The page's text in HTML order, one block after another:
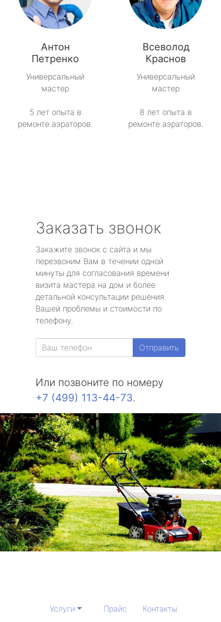
Антон
Петренко
Универсальный
мастер
5 лет опыта в
ремонте аэраторов.
Всеволод
Краснов
Универсальный
мастер
8 лет опыта в
ремонте аэраторов.
Заказать звонок
Закажите звонок с сайта и мы
перезвоним Вам в течении одной
минуты для согласования времени
визита мастера на дом и более
детальной консультации решения
Вашей проблемы и стоимости по
телефону.
Отправить
Или позвоните по номеру
+7 (499) 113-44-73.
Услуги Прайс Контакты